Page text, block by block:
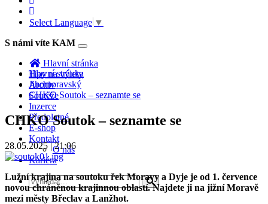
Select Language ▼
S námi víte KAM
Toggle
navigation
Hlavní stránka
Tipy na výlety
Archiv
Soutěže
Inzerce
Předplatné
E-shop
Kontakt
O nás
Kariéra
Hlavní stránka
Jihomoravský
CHKO Soutok – seznamte se
CHKO Soutok – seznamte se
28.05.2025 | 21:06
Lužní krajina na soutoku řek Moravy a Dyje je od 1. července
novou chráněnou krajinnou oblastí. Najdete ji na jižní Moravě
mezi městy Břeclav a Lanžhot.